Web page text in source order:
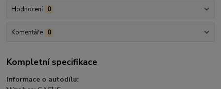
Hodnocení 0
Komentáře 0
Kompletní specifikace
Informace o autodílu: